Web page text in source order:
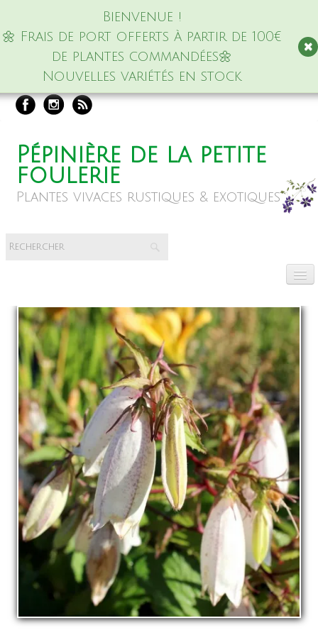
Bienvenue !
🌼 Frais de port offerts à partir de 100€
de plantes commandées🌼
Nouvelles variétés en stock
Pépinière de la petite
foulerie
Plantes vivaces rustiques & exotiques
La pépinière
Boutique ▼
Événements▼
Infos
Avis
Contact
0